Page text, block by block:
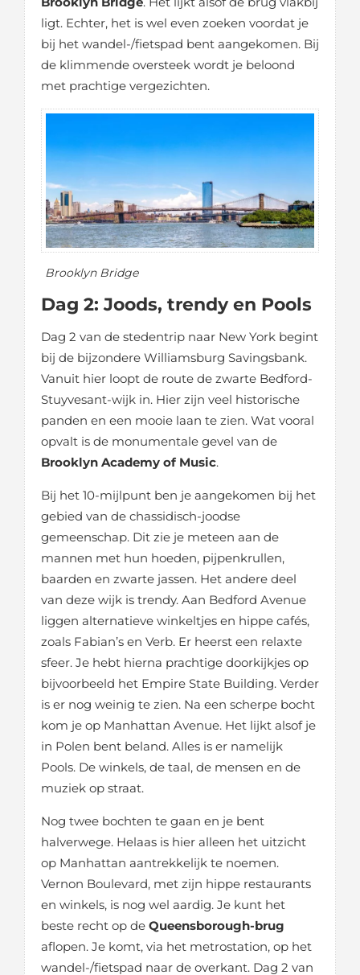
ligt. Echter, het is wel even zoeken voordat je
bij het wandel-/fietspad bent aangekomen. Bij
de klimmende oversteek wordt je beloond
met prachtige vergezichten.
Brooklyn Bridge
Dag 2: Joods, trendy en Pools
Dag 2 van de stedentrip naar New York begint
bij de bijzondere Williamsburg Savingsbank.
Vanuit hier loopt de route de zwarte Bedford-
Stuyvesant-wijk in. Hier zijn veel historische
panden en een mooie laan te zien. Wat vooral
opvalt is de monumentale gevel van de
Brooklyn Academy of Music.
Bij het 10-mijlpunt ben je aangekomen bij het
gebied van de chassidisch-joodse
gemeenschap. Dit zie je meteen aan de
mannen met hun hoeden, pijpenkrullen,
baarden en zwarte jassen. Het andere deel
van deze wijk is trendy. Aan Bedford Avenue
liggen alternatieve winkeltjes en hippe cafés,
zoals Fabian’s en Verb. Er heerst een relaxte
sfeer. Je hebt hierna prachtige doorkijkjes op
bijvoorbeeld het Empire State Building. Verder
is er nog weinig te zien. Na een scherpe bocht
kom je op Manhattan Avenue. Het lijkt alsof je
in Polen bent beland. Alles is er namelijk
Pools. De winkels, de taal, de mensen en de
muziek op straat.
Nog twee bochten te gaan en je bent
halverwege. Helaas is hier alleen het uitzicht
op Manhattan aantrekkelijk te noemen.
Vernon Boulevard, met zijn hippe restaurants
en winkels, is nog wel aardig. Je kunt het
beste recht op de Queensborough-brug
aflopen. Je komt, via het metrostation, op het
wandel-/fietspad naar de overkant. Dag 2 van